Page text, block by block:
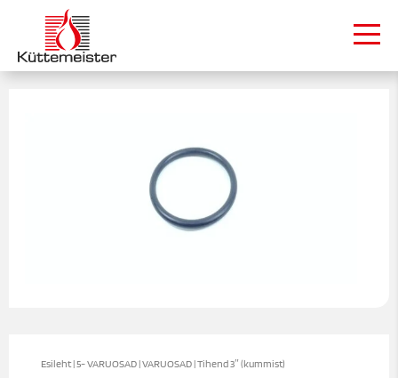
Esileht| 5- VARUOSAD|VARUOSAD| Tihend 3″ (kummist)